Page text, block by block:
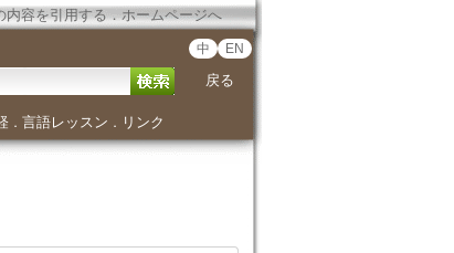
内容を引用する．ホームページへ
中 EN
戻る
． 言語レッスン ． リンク